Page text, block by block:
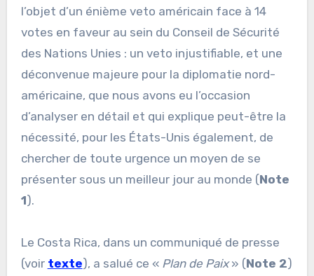
l’objet d’un énième veto américain face à 14
votes en faveur au sein du Conseil de Sécurité
des Nations Unies : un veto injustifiable, et une
déconvenue majeure pour la diplomatie nord-
américaine, que nous avons eu l’occasion
d’analyser en détail et qui explique peut-être la
nécessité, pour les États-Unis également, de
chercher de toute urgence un moyen de se
présenter sous un meilleur jour au monde (Note
1).
Le Costa Rica, dans un communiqué de presse
(voir texte), a salué ce « Plan de Paix» (Note 2)